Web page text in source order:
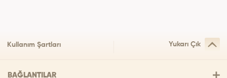
Kullanım Şartları Yukarı Çık
BAĞLANTILAR